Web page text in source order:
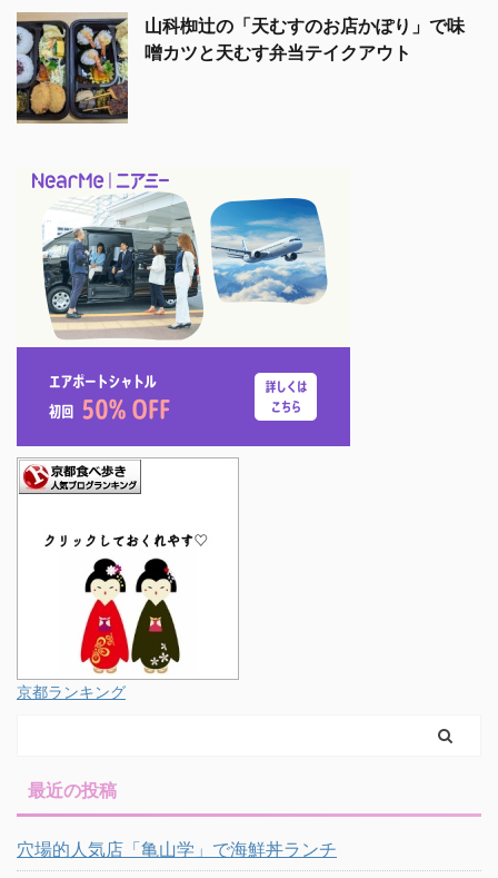
山科椥辻の「天むすのお店かぽり」で味
噌カツと天むす弁当テイクアウト
京都ランキング
最近の投稿
穴場的人気店「亀山学」で海鮮丼ランチ